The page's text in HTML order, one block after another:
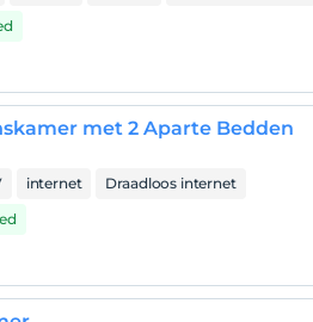
met 2 Aparte Bedden
internet Draadloos internet